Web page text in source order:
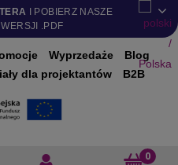
I POBIERZ NASZE
WERSJI .PDF
Wyprzedaże
Blog
dla projektantów B2B